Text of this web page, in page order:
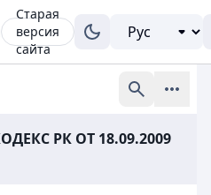
Старая
версия
сайта
РК ОТ 18.09.2009